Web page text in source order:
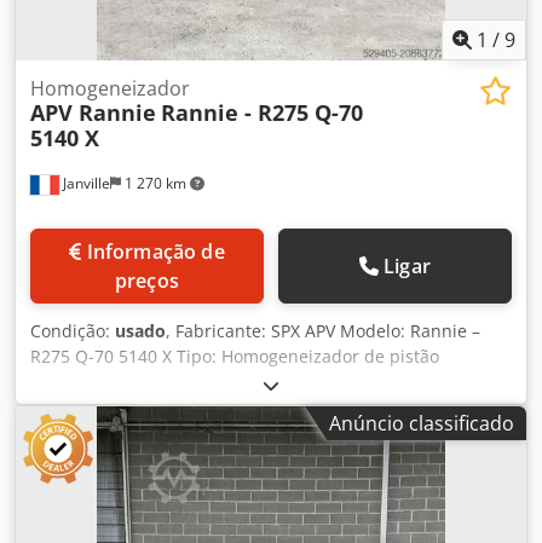
1 /9
Janville 1 270 km
Homogeneizador
APV Rannie Rannie - R275 Q-70
5140 X
preços
Ligar
Condição: usado, Fabricante: SPX APV Modelo: Rannie –
R275 Q-70 5140 X Tipo: Homogeneizador de pistão
Potência: 250 kW Pressão máxima: 300 bares Capacidade
máxima: 27.000 L/h Dodox R A E Rspfx Apwewa Carcaça em
aço inoxidável com pré-insonorização. Número de pistões:
5 Estágio / efeito de homogeneização: 2 Suporte de chão
disponível, não visível nas fotos. Segunda unidade idêntica
disponível: Referência osertech #12048
Anúncio classificado